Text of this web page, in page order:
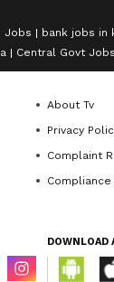
Jobs
bank jobs in
Central Govt
About Tv
Privacy
Complaint
DOWNLOAD